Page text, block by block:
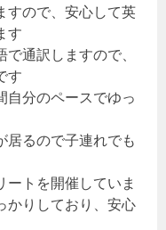
すので、安心して英
す
通訳しますので、
す
自分のペースでゆっ
居るので子連れでも
ートを開催していま
かりしており、安心